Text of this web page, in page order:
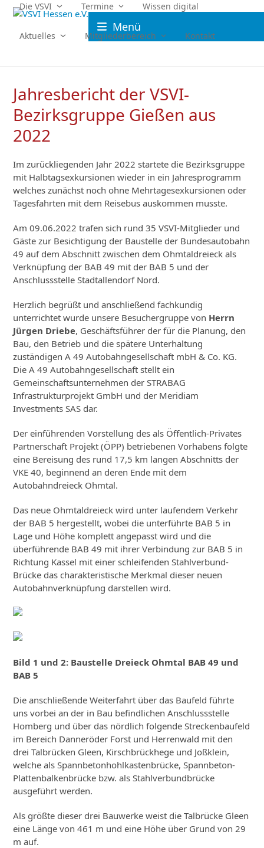
Skip
content
Die VSVI Termine Wissen digital
Aktuelles Mitgliederbereich Kontakt
Menü
Jahresbericht der VSVI-
Bezirksgruppe Gießen aus
2022
Im zurückliegenden Jahr 2022 startete die Bezirksgruppe
mit Halbtagsexkursionen wieder in ein Jahresprogramm
welches zunächst noch ohne Mehrtagesexkursionen oder
Tagesfahrten mit dem Reisebus auskommen musste.
Am 09.06.2022 trafen sich rund 35 VSVI-Mitglieder und
Gäste zur Besichtigung der Baustelle der Bundesautobahn
49 auf dem Abschnitt zwischen dem Ohmtaldreieck als
Verknüpfung der BAB 49 mit der BAB 5 und der
Anschlussstelle Stadtallendorf Nord.
Herzlich begrüßt und anschließend fachkundig
unterrichtet wurde unsere Besuchergruppe von Herrn
Jürgen Driebe, Geschäftsführer der für die Planung, den
Bau, den Betrieb und die spätere Unterhaltung
zuständigen A 49 Autobahngesellschaft mbH & Co. KG.
Die A 49 Autobahngesellschaft stellt ein
Gemeinschaftsunternehmen der STRABAG
Infrastrukturprojekt GmbH und der Meridiam
Investments SAS dar.
Der einführenden Vorstellung des als Öffentlich-Privates
Partnerschaft Projekt (ÖPP) betriebenen Vorhabens folgte
eine Bereisung des rund 17,5 km langen Abschnitts der
VKE 40, beginnend an deren Ende mit dem
Autobahndreieck Ohmtal.
Das neue Ohmtaldreieck wird unter laufendem Verkehr
der BAB 5 hergestellt, wobei die unterführte BAB 5 in
Lage und Höhe komplett angepasst wird und die
überführende BAB 49 mit ihrer Verbindung zur BAB 5 in
Richtung Kassel mit einer schleifenden Stahlverbund-
Brücke das charakteristische Merkmal dieser neuen
Autobahnverknüpfung darstellen wird.
Bild 1 und 2: Baustelle Dreieck Ohmtal BAB 49 und
BAB 5
Die anschließende Weiterfahrt über das Baufeld führte
uns vorbei an der in Bau befindlichen Anschlussstelle
Homberg und über das nördlich folgende Streckenbaufeld
im Bereich Danneröder Forst und Herrenwald mit den
drei Talbrücken Gleen, Kirschbrückhege und Joßklein,
welche als Spannbetonhohlkastenbrücke, Spannbeton-
Plattenbalkenbrücke bzw. als Stahlverbundbrücke
ausgeführt werden.
Als größte dieser drei Bauwerke weist die Talbrücke Gleen
eine Länge von 461 m und eine Höhe über Grund von 29
m auf.